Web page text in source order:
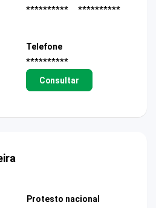
**********
**********
Telefone
**********
Consultar
Protesto nacional